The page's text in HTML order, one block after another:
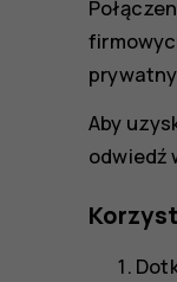
Aby
odwiedź